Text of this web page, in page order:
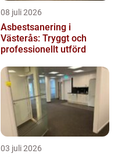
08 juli 2026
Asbestsanering i
Västerås: Tryggt och
professionellt utförd
03 juli 2026